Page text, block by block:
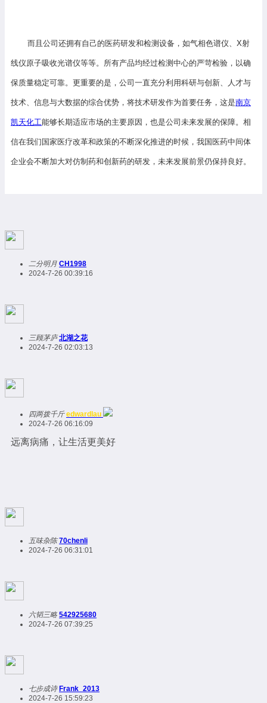
而且公司还拥有自己的医药研发和检测设备，如气相色谱仪、X射
线仪原子吸收光谱仪等等。所有产品均经过检测中心的严苛检验，以确
保质量稳定可靠。更重要的是，公司一直充分利用科研与创新、人才与
技术、信息与大数据的综合优势，将技术研发作为首要任务，这是南京
凯天化工能够长期适应市场的主要原因，也是公司未来发展的保障。相
信在我们国家医疗改革和政策的不断深化推进的时候，我国医药中间体
企业会不断加大对仿制药和创新药的研发，未来发展前景仍保持良好。
二分明月 CH1998
2024-7-26 00:39:16
三顾茅庐 北湖之花
2024-7-26 02:03:13
四两拨千斤 edwardlau
2024-7-26 06:16:09
远离病痛，让生活更美好
五味杂陈 70chenli
2024-7-26 06:31:01
六韬三略 542925680
2024-7-26 07:39:25
七步成诗 Frank_2013
2024-7-26 15:59:23